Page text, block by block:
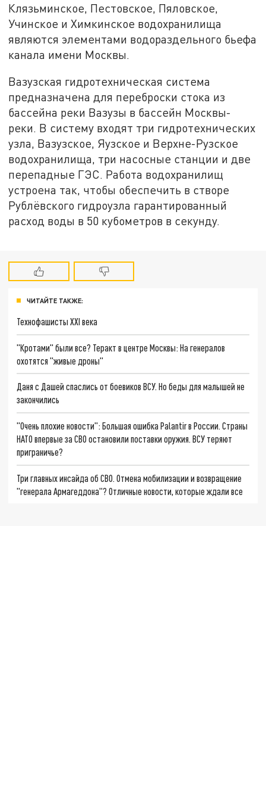
Клязьминское, Пестовское, Пяловское,
Учинское и Химкинское водохранилища
являются элементами водораздельного бьефа
канала имени Москвы.
Вазузская гидротехническая система
предназначена для переброски стока из
бассейна реки Вазузы в бассейн Москвы-
реки. В систему входят три гидротехнических
узла, Вазузское, Яузское и Верхне-Рузское
водохранилища, три насосные станции и две
перепадные ГЭС. Работа водохранилищ
устроена так, чтобы обеспечить в створе
Рублёвского гидроузла гарантированный
расход воды в 50 кубометров в секунду.
ЧИТАЙТЕ ТАКЖЕ:
Технофашисты XXI века
"Кротами" были все? Теракт в центре Москвы: На генералов
охотятся "живые дроны"
Даня с Дашей спаслись от боевиков ВСУ. Но беды для малышей не
закончились
"Очень плохие новости": Большая ошибка Palantir в России. Страны
НАТО впервые за СВО остановили поставки оружия. ВСУ теряют
приграничье?
Три главных инсайда об СВО. Отмена мобилизации и возвращение
"генерала Армагеддона"? Отличные новости, которые ждали все